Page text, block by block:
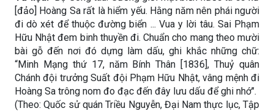
[đảo] Hoàng Sa rất là hiểm yếu. Hằng năm nên phái người
đi dò xét để thuộc đường biển ... Vua y lời tâu. Sai Phạm
Hữu Nhật đem binh thuyền đi. Chuẩn cho mang theo mười
bài gỗ đến nơi đó dựng làm dấu, ghi khắc những chữ:
“Minh Mạng thứ 17, năm Bính Thân [1836], Thuỷ quân
Chánh đội trưởng Suất đội Phạm Hữu Nhật, vâng mệnh đi
Hoàng Sa trông nom đo đạc đến đây lưu dấu để ghi nhớ".
(Theo: Quốc sử quán Triều Nguyễn, Đại Nam thực lục, Tập